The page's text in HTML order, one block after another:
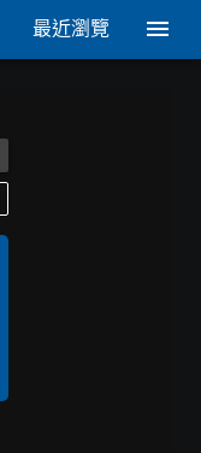
最近瀏覽